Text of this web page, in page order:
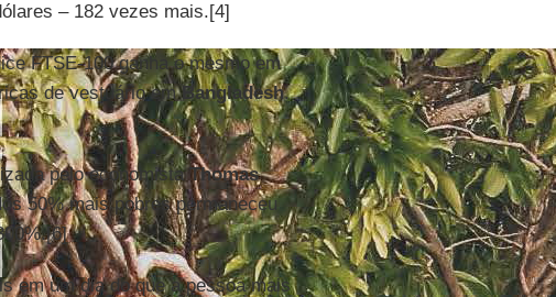
– 182 vezes mais.[4]
FTSE-100 ganha o mesmo em
de vestuário emBangladesh.
pelo economistaThomas
50% mais pobres permaneceu
em um dia do que a pessoa mais